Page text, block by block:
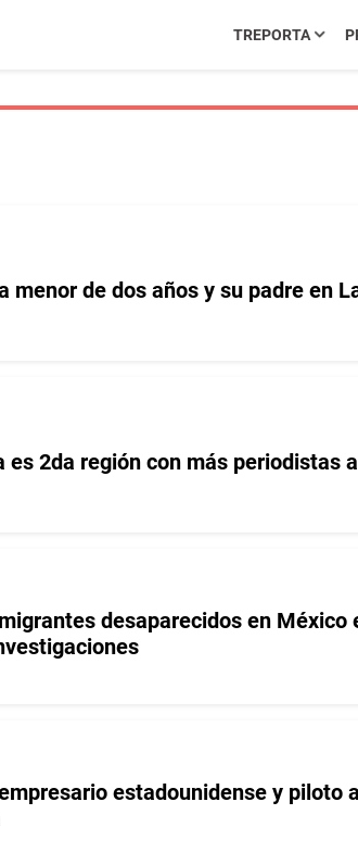
TREPORTA
menor de dos años y su padre en
es 2da región con más periodistas
desaparecidos en México
estadounidense y piloto